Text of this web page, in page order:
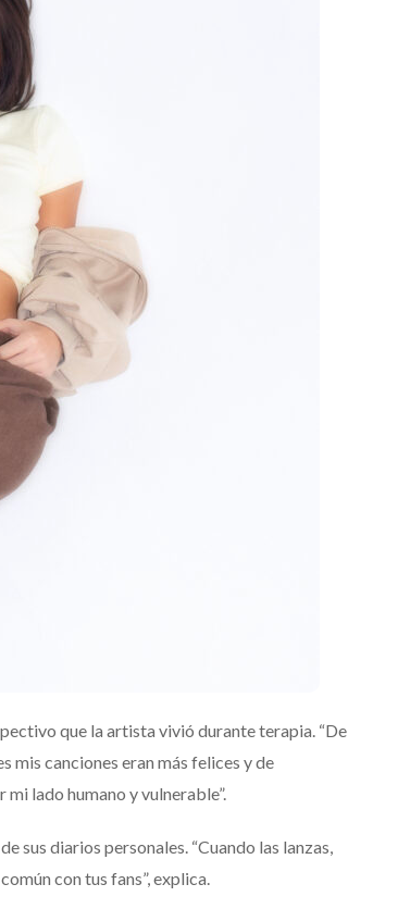
que la artista vivió durante terapia. “De
mis canciones eran más felices y de
lado humano y vulnerable”.
sus diarios personales. “Cuando las lanzas,
con tus fans”, explica.